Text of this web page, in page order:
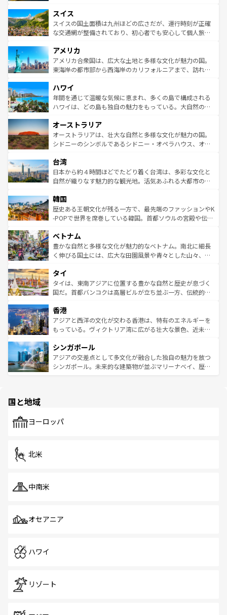
れる地方に足を運ぶとそれぞれで全く異なる文化を体験で
きるだろう。 なお、新着のフランス情報はコンテンツ一覧
を参照してほしい。
は、お酒好きな人にはぜひ体験してほしい。 なお、新着の
ドイツ情報はコンテンツ一覧を参照してほしい。
リアごとに異なる魅力がある。また、優雅なアフタヌーン
ティー、ビール好きにはたまらない英国パブ、サッカー観
戦など、本場だからこそできる体験も豊富。イギリスを旅
ンツ一覧を参照してほしい。
スイス
スイスの国土面積は九州ほどの広さだが、運行時刻が正確
な交通網が整備されており、初心者でも安心して個人旅行
の建物がそのまま残る町や、スイスならではのユニークな
博物館もあり、アルプス観光だけでなく町歩きも満喫する
ことができる。国民の所得が高いため物価も高いが、旅行
ば市内交通費無料で観光を楽しむこともできる。 なお、新
着のスイス情報はコンテンツ一覧 を参照してほしい。
アメリカ
アメリカ合衆国は、広大な土地と多様な文化が魅力の国。
東海岸の都市部から西海岸のカリフォルニアまで、訪れる
のような巨大都市は、観光、ショッピング、エンターテイ
ンメントが詰まった刺激的なスポットだ。一方、アメリカ
西部には大自然が広がり、グランドキャニオンやイエロー
部のニューオーリンズでは、音楽と美食が融合した独特の
文化が魅力。旅行者はアメリカの各地域で異なる魅力を楽
しみながら、その多様性と豊かな歴史を感じることができ
ならではの贅沢な旅のスタイルだ。 なお、新着のアメリカ
情報はコンテンツ一覧を参照してほしい。
ハワイ
年間を通じて温暖な気候に恵まれ、多くの島で構成される
ハワイは、どの島も独自の魅力をもっている。大自然の神
ワイ島は見逃せない。また、定番の観光地といえばオアフ
島だが、静かな自然を求めるならマウイ島やカウアイ島が
おすすめ。エメラルドグリーンに輝く海をはじめ、豊かな
れるおもてなしの心で訪れる人々を迎えてくれるハワイの
人々、おいしいローカルフードやハワイアンミュージッ
ク、伝統的なフラダンスなど、すべてがハワイの魅力を彩
ワイを、存分に味わってほしい。 なお、新着のハワイ情報
はコンテンツ一覧を参照してほしい。
オーストラリア
オーストラリアは、壮大な自然と多様な文化が魅力の国。
シドニーのシンボルであるシドニー・オペラハウス、オー
リアリーフや大陸中央部にそびえるウルル（エアーズロッ
ク）、タスマニアの美しい原生林やケアンズの熱帯雨林な
ど、見どころがたくさん。また、カフェやワイン、オージ
いる。アクティビティも充実しており、サーフィンやダイ
ビング、ハイキングなど、アウトドア好きにはたまらな
い。オーストラリアの多彩な魅力を存分に味わいつくそ
参照してほしい。
台湾
日本から約４時間ほどでたどり着く台湾は、多彩な文化と
自然が織りなす魅力的な観光地。活気あふれる大都市の台
ン）、静ひつな山岳地帯である台湾東部など、都市の喧騒
と山間の静けさが共存しており、訪れる人に新しい発見と
驚きをもたらしてくれる。また、奥深い台湾の食文化も魅
容にもいいと評判のスイーツなど、バラエティ豊かな料理
が味わえる。 なお、新着の台湾情報は コンテンツ一覧を参
照してほしい。
韓国
歴史ある王朝文化が残る一方で、最先端のファッションやK
-POPで世界を席巻している韓国。首都ソウルの宮殿や伝統
き、地方に足を延ばせば四季折々の自然美を楽しむことが
できる。そして、キムチや焼肉、絶品のストリートフード
まで、さまざまな韓国料理が待っている。夜には、韓国な
リティに包まれながら、韓国の多彩な魅力を心ゆくまで味
わってみてほしい。 なお、新着の韓国情報はコンテンツ一
覧を参照してほしい。
ベトナム
豊かな自然と多様な文化が魅力的なベトナム。南北に細長
く伸びる国土には、広大な田園風景や青々とした山々、世
急速な発展と共に伝統が息づく。ハノイの古い町並みやホ
ーチミン市のフランス統治時代の建物も、独特の雰囲気を
醸し出している。また、バラエティの豊かさとおいしさで
とつ。フォーやバインミー、ベトナムコーヒーなどは、ぜ
ひ現地で味わいたい。どの地域を訪れてもあたたかい人々
が旅行者を迎えてくれるので、きっと忘れられない旅にな
参照してほしい。
タイ
タイは、東南アジアに位置する豊かな自然と歴史が息づく
国だ。首都バンコクは高層ビルが立ち並ぶ一方、伝統的な
の活気が交差している。北部ではチェンマイなどの山岳地
帯で自然と触れ合い、南部ではプーケットやクラビの美し
いビーチでリゾート気分を楽しむことができる。タイ料理
激する。気候は一年中温暖で、どの季節にも異なる楽しみ
が待っている。親しみやすいタイの人々、仏教を中心とし
た文化、そして多様な観光資源が、訪れる旅人を魅了し続
香港
アジアと西洋の文化が交わる香港は、特有のエネルギーを
もっている。ヴィクトリア湾に広がる壮大な景色、近未来
み、どこを訪れても感動するはず。観光スポットが密集し
ており、効率よく見どころを回れるのも魅力。息をのむよ
うな絶景から文化的な体験まで、香港を存分に楽しみ尽く
シンガポール
アジアの交差点として多文化が融合した独自の魅力を放つ
シンガポール。未来的な建築物が並ぶマリーナベイ、歴史
で、ホーカーズは地元の風情を楽しめる外せないスポット
国と地域
ヨーロッパ
北米
中南米
オセアニア
ハワイ
リゾート